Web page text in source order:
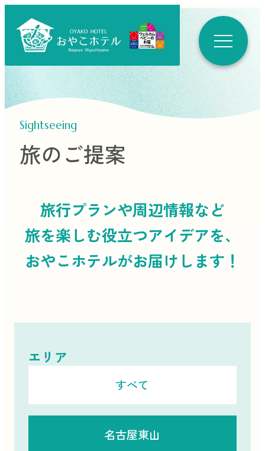
Sightseeing
旅のご提案
旅行プランや周辺情報など
旅を楽しむ役立つアイデアを、
おやこホテルがお届けします！
エリア
すべて
名古屋東山